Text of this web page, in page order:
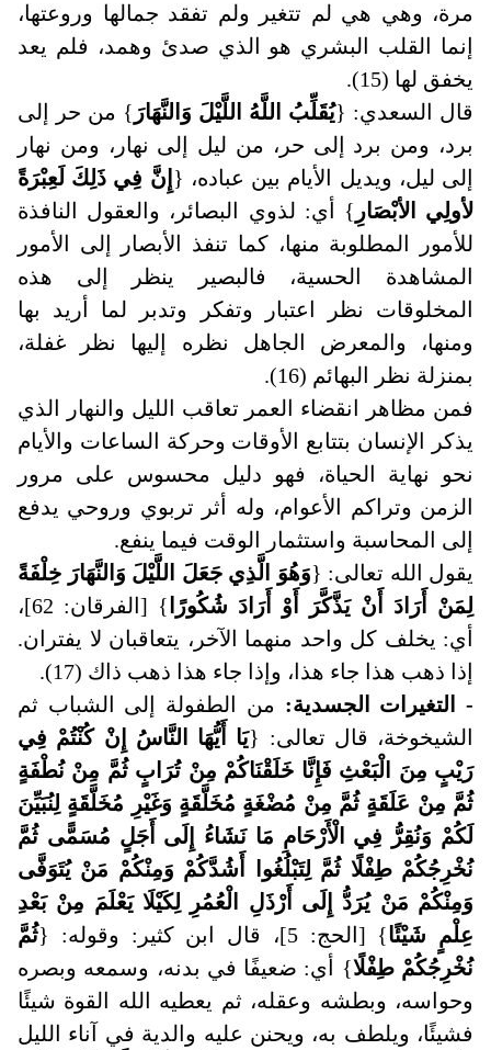
مرة، وهي هي لم تتغير ولم تفقد جمالها وروعتها،
إنما القلب البشري هو الذي صدئ وهمد، فلم يعد
يخفق لها (15).
قال السعدي: {يُقَلِّبُ اللَّهُ اللَّيْلَ وَالنَّهَارَ } من حر إلى
برد، ومن برد إلى حر، من ليل إلى نهار، ومن نهار
إلى ليل، ويديل الأيام بين عباده، { إِنَّ فِي ذَلِكَ لَعِبْرَةً
لأولِي الأبْصَارِ } أي: لذوي البصائر، والعقول النافذة
للأمور المطلوبة منها، كما تنفذ الأبصار إلى الأمور
المشاهدة الحسية، فالبصير ينظر إلى هذه
المخلوقات نظر اعتبار وتفكر وتدبر لما أريد بها
ومنها، والمعرض الجاهل نظره إليها نظر غفلة،
بمنزلة نظر البهائم (16).
فمن مظاهر انقضاء العمر تعاقب الليل والنهار الذي
يذكر الإنسان بتتابع الأوقات وحركة الساعات والأيام
نحو نهاية الحياة، فهو دليل محسوس على مرور
الزمن وتراكم الأعوام، وله أثر تربوي وروحي يدفع
إلى المحاسبة واستثمار الوقت فيما ينفع.
يقول الله تعالى: {وَهُوَ الَّذِي جَعَلَ اللَّيْلَ وَالنَّهَارَ خِلْفَةً
لِمَنْ أَرَادَ أَنْ يَذَّكَّرَ أَوْ أَرَادَ شُكُورًا
} [الفرقان: 62]،
أي: يخلف كل واحد منهما الآخر، يتعاقبان لا يفتران.
إذا ذهب هذا جاء هذا، وإذا جاء هذا ذهب ذاك (17).
- التغيرات الجسدية: من الطفولة إلى الشباب ثم
الشيخوخة، قال تعالى: {يَا أَيُّهَا النَّاسُ إِنْ كُنْتُمْ فِي
رَيْبٍ مِنَ الْبَعْثِ فَإِنَّا خَلَقْنَاكُمْ مِنْ تُرَابٍ ثُمَّ مِنْ نُطْفَةٍ
ثُمَّ مِنْ عَلَقَةٍ ثُمَّ مِنْ مُضْغَةٍ مُخَلَّقَةٍ وَغَيْرِ مُخَلَّقَةٍ لِنُبَيِّنَ
لَكُمْ وَنُقِرُّ فِي الْأَرْحَامِ مَا نَشَاءُ إِلَى أَجَلٍ مُسَمًّى ثُمَّ
نُخْرِجُكُمْ طِفْلًا ثُمَّ لِتَبْلُغُوا أَشُدَّكُمْ وَمِنْكُمْ مَنْ يُتَوَفَّى
وَمِنْكُمْ مَنْ يُرَدُّ إِلَى أَرْذَلِ الْعُمُرِ لِكَيْلَا يَعْلَمَ مِنْ بَعْدِ
عِلْمٍ شَيْئًا} [الحج: 5]، قال ابن كثير: وقوله: {
ثُمَّ
نُخْرِجُكُمْ طِفْلًا} أي: ضعيفًا في بدنه، وسمعه وبصره
وحواسه، وبطشه وعقله، ثم يعطيه الله القوة شيئًا
فشيئًا، ويلطف به، ويحنن عليه والدية في آناء الليل